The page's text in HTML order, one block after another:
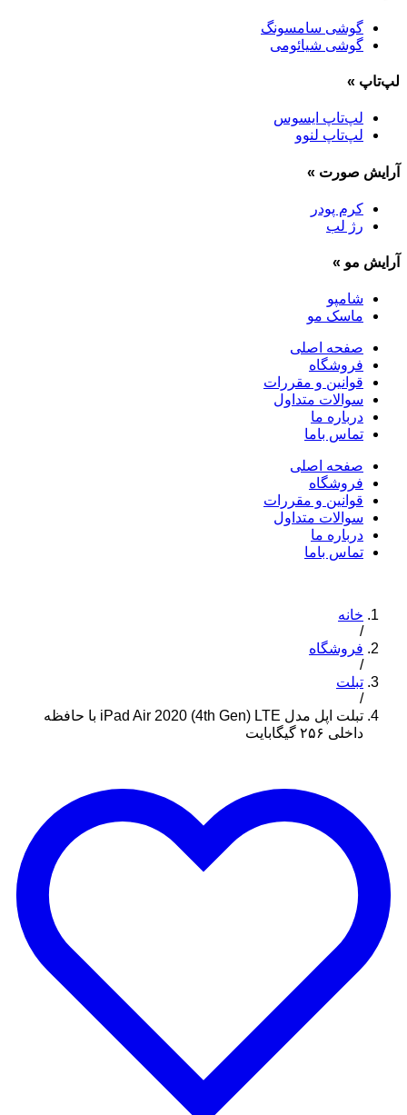
گوشی سامسونگ
گوشی شیائومی
لپ‌تاپ »
لپ‌تاپ ایسوس
لپ‌تاپ لنوو
آرایش صورت »
کرم پودر
رژ لب
آرایش مو »
شامپو
ماسک مو
صفحه اصلی
فروشگاه
قوانین و مقررات
سوالات متداول
درباره ما
تماس باما
صفحه اصلی
فروشگاه
قوانین و مقررات
سوالات متداول
درباره ما
تماس باما
خانه
/
فروشگاه
/
تبلت
/
تبلت اپل مدل iPad Air 2020 (4th Gen) LTE با حافظه
داخلی ۲۵۶ گیگابایت